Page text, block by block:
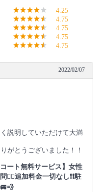
4.25
4.75
4.75
4.75
4.75
2022/02/07
説明していただけて大満
がとうございました！！
コート無料サービス】女性
🙆‍♀️追加料金一切なし❗️❗️駐